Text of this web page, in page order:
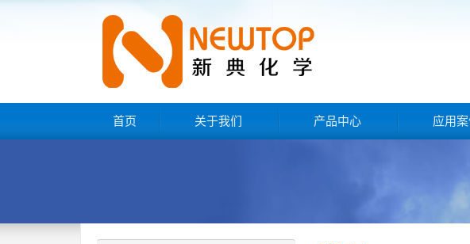
首页 关于我们 产品中心 应用案